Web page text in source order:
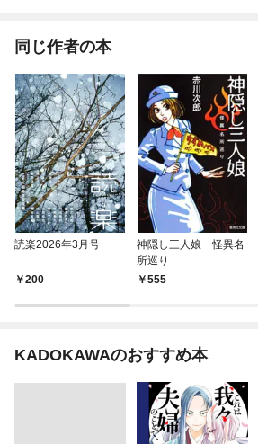
同じ作者の本
読楽2026年3月号
200
神隠し三人娘 怪異名
所巡り
555
KADOKAWAのおすすめ本